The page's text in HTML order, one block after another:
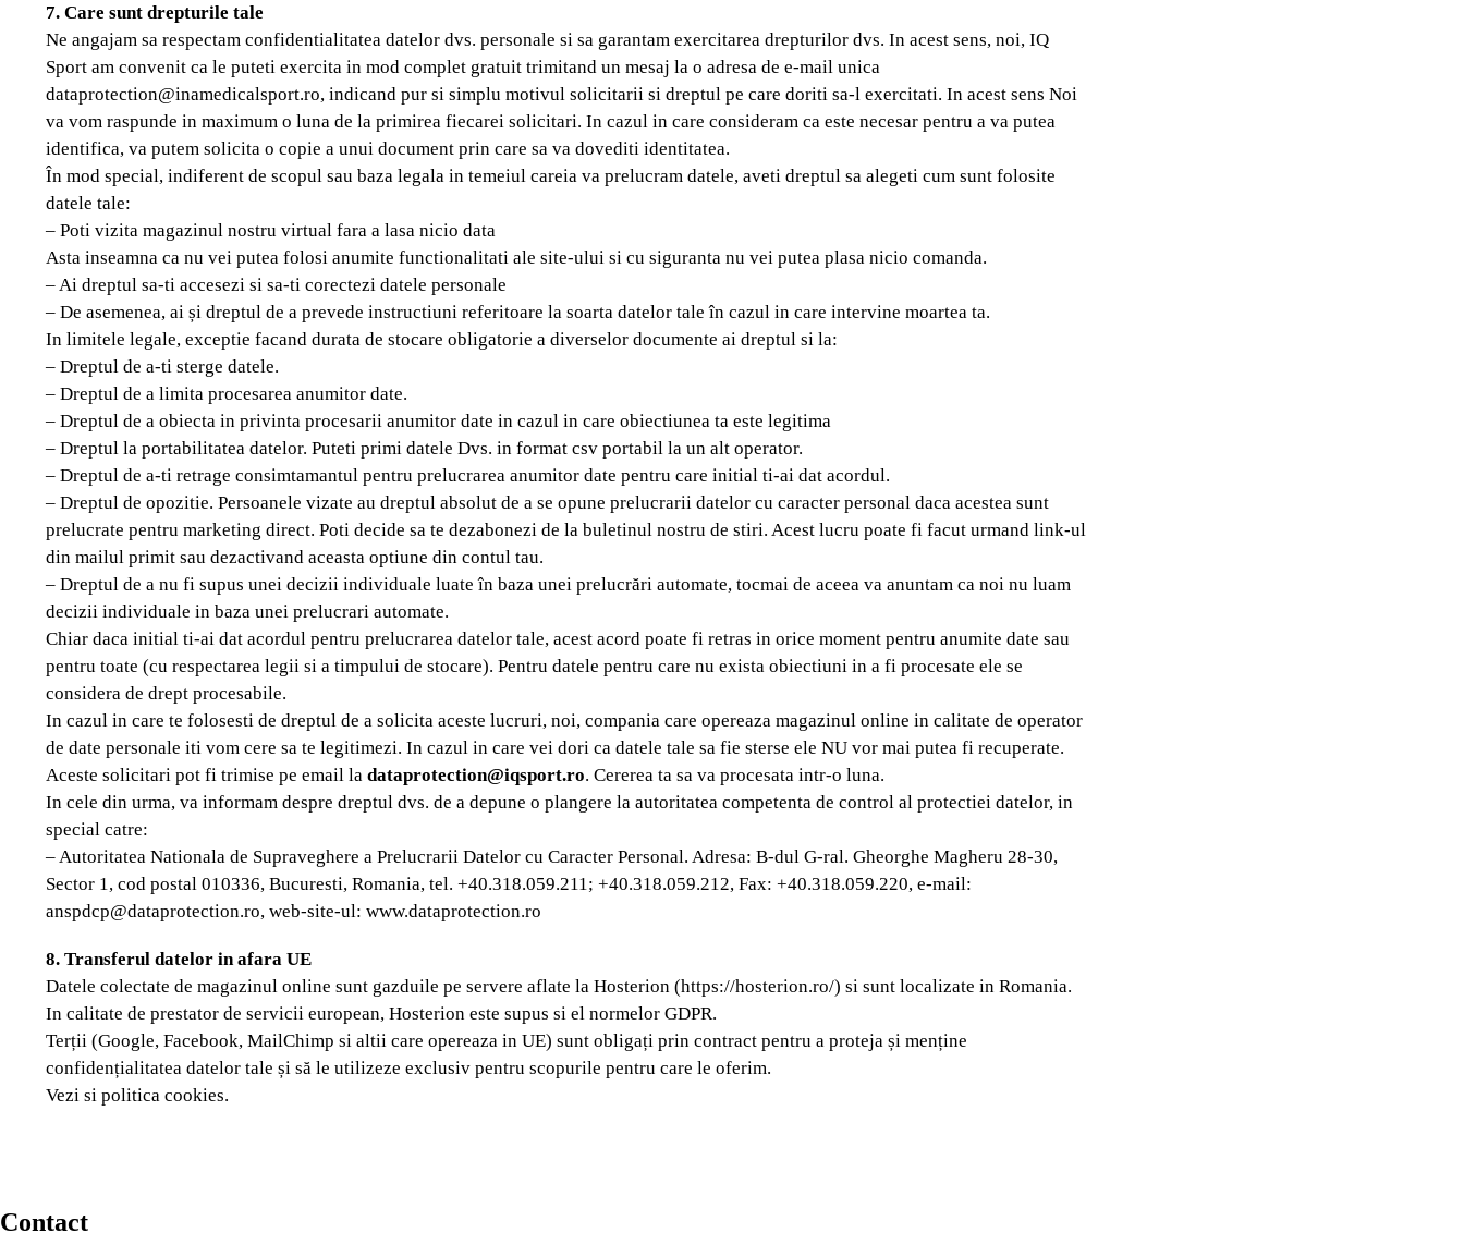
7. Care sunt drepturile tale
Ne angajam sa respectam confidentialitatea datelor dvs. personale si sa garantam exercitarea drepturilor dvs. In acest sens, noi, IQ
Sport am convenit ca le puteti exercita in mod complet gratuit trimitand un mesaj la o adresa de e-mail unica
dataprotection@inamedicalsport.ro, indicand pur si simplu motivul solicitarii si dreptul pe care doriti sa-l exercitati. In acest sens Noi
va vom raspunde in maximum o luna de la primirea fiecarei solicitari. In cazul in care consideram ca este necesar pentru a va putea
identifica, va putem solicita o copie a unui document prin care sa va dovediti identitatea.
În mod special, indiferent de scopul sau baza legala in temeiul careia va prelucram datele, aveti dreptul sa alegeti cum sunt folosite
datele tale:
– Poti vizita magazinul nostru virtual fara a lasa nicio data
Asta inseamna ca nu vei putea folosi anumite functionalitati ale site-ului si cu siguranta nu vei putea plasa nicio comanda.
– Ai dreptul sa-ti accesezi si sa-ti corectezi datele personale
– De asemenea, ai și dreptul de a prevede instructiuni referitoare la soarta datelor tale în cazul in care intervine moartea ta.
In limitele legale, exceptie facand durata de stocare obligatorie a diverselor documente ai dreptul si la:
– Dreptul de a-ti sterge datele.
– Dreptul de a limita procesarea anumitor date.
– Dreptul de a obiecta in privinta procesarii anumitor date in cazul in care obiectiunea ta este legitima
– Dreptul la portabilitatea datelor. Puteti primi datele Dvs. in format csv portabil la un alt operator.
– Dreptul de a-ti retrage consimtamantul pentru prelucrarea anumitor date pentru care initial ti-ai dat acordul.
– Dreptul de opozitie. Persoanele vizate au dreptul absolut de a se opune prelucrarii datelor cu caracter personal daca acestea sunt
prelucrate pentru marketing direct. Poti decide sa te dezabonezi de la buletinul nostru de stiri. Acest lucru poate fi facut urmand link-ul
din mailul primit sau dezactivand aceasta optiune din contul tau.
– Dreptul de a nu fi supus unei decizii individuale luate în baza unei prelucrări automate, tocmai de aceea va anuntam ca noi nu luam
decizii individuale in baza unei prelucrari automate.
Chiar daca initial ti-ai dat acordul pentru prelucrarea datelor tale, acest acord poate fi retras in orice moment pentru anumite date sau
pentru toate (cu respectarea legii si a timpului de stocare). Pentru datele pentru care nu exista obiectiuni in a fi procesate ele se
considera de drept procesabile.
In cazul in care te folosesti de dreptul de a solicita aceste lucruri, noi, compania care opereaza magazinul online in calitate de operator
de date personale iti vom cere sa te legitimezi. In cazul in care vei dori ca datele tale sa fie sterse ele NU vor mai putea fi recuperate.
Aceste solicitari pot fi trimise pe email la dataprotection@iqsport.ro. Cererea ta sa va procesata intr-o luna.
In cele din urma, va informam despre dreptul dvs. de a depune o plangere la autoritatea competenta de control al protectiei datelor, in
special catre:
– Autoritatea Nationala de Supraveghere a Prelucrarii Datelor cu Caracter Personal. Adresa: B-dul G-ral. Gheorghe Magheru 28-30,
Sector 1, cod postal 010336, Bucuresti, Romania, tel. +40.318.059.211; +40.318.059.212, Fax: +40.318.059.220, e-mail:
anspdcp@dataprotection.ro, web-site-ul: www.dataprotection.ro
8. Transferul datelor in afara UE
Datele colectate de magazinul online sunt gazduile pe servere aflate la Hosterion (https://hosterion.ro/) si sunt localizate in Romania.
In calitate de prestator de servicii european, Hosterion este supus si el normelor GDPR.
Terții (Google, Facebook, MailChimp si altii care opereaza in UE) sunt obligați prin contract pentru a proteja și menține
confidențialitatea datelor tale și să le utilizeze exclusiv pentru scopurile pentru care le oferim.
Vezi si politica cookies.
Contact